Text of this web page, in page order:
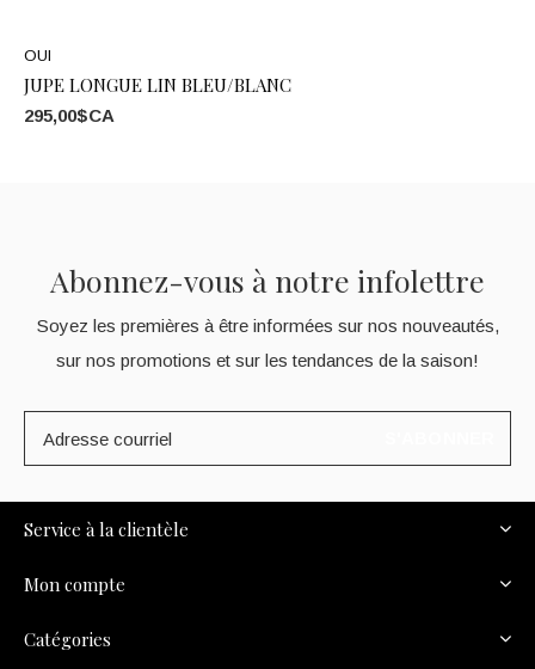
OUI
JUPE LONGUE LIN BLEU/BLANC
295,00$CA
Abonnez-vous à notre infolettre
Soyez les premières à être informées sur nos nouveautés,
sur nos promotions et sur les tendances de la saison!
Service à la clientèle
Mon compte
Catégories